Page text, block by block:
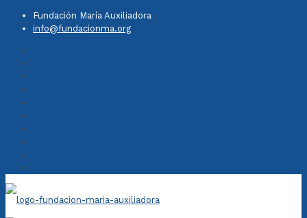
Fundación María Auxiliadora
info@fundacionma.org